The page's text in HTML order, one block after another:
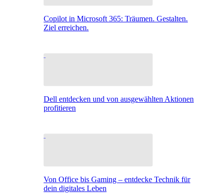
Copilot in Microsoft 365: Träumen. Gestalten.
Ziel erreichen.
Dell entdecken und von ausgewählten Aktionen
profitieren
Von Office bis Gaming – entdecke Technik für
dein digitales Leben